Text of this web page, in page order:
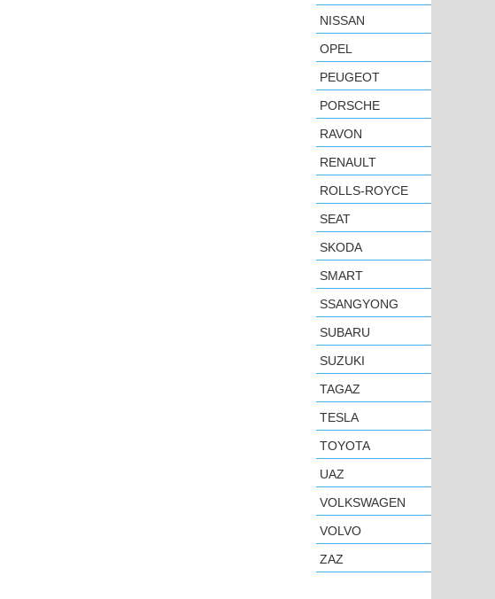
NISSAN
OPEL
PEUGEOT
PORSCHE
RAVON
RENAULT
ROLLS-ROYCE
SEAT
SKODA
SMART
SSANGYONG
SUBARU
SUZUKI
TAGAZ
TESLA
TOYOTA
UAZ
VOLKSWAGEN
VOLVO
ZAZ